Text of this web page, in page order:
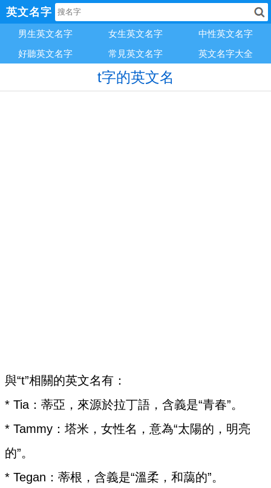
英文名字
男生英文名字 女生英文名字
中性英文名字
好聽英文名字
常見英文名字 英文名字大全
t字的英文名
與“t”相關的英文名有：
* Tia：蒂亞，來源於拉丁語，含義是“青春”。
* Tammy：塔米，女性名，意為“太陽的，明亮
的”。
* Tegan：蒂根，含義是“溫柔，和藹的”。